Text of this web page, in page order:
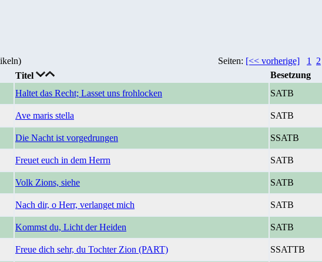
Seiten: [<< vorherige] 1 2
Titel Besetzung
Haltet das Recht; Lasset uns frohlocken SATB
Ave maris stella SATB
Die Nacht ist vorgedrungen SSATB
Freuet euch in dem Herrn SATB
Volk Zions, siehe SATB
Nach dir, o Herr, verlanget mich SATB
Kommst du, Licht der Heiden SATB
Freue dich sehr, du Tochter Zion (PART) SSATTB